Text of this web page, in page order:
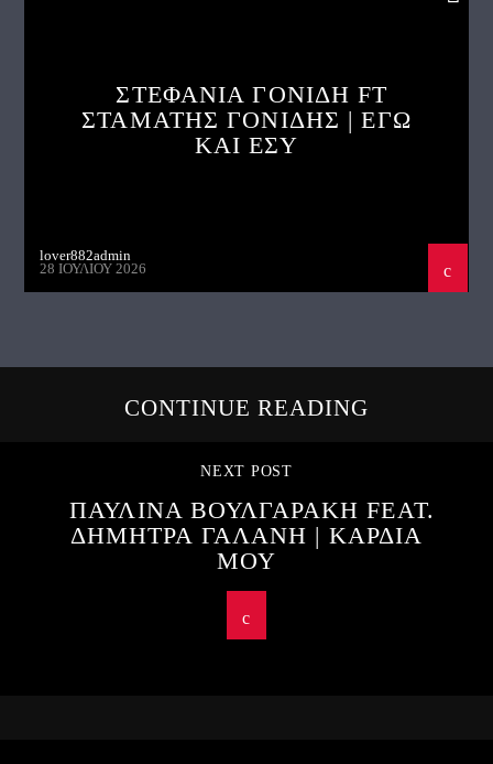
ΣΤΕΦΑΝΙΑ ΓΟΝΙΔΗ FT
ΣΤΑΜΑΤΗΣ ΓΟΝΙΔΗΣ | ΕΓΩ
ΚΑΙ ΕΣΥ
lover882admin
28 ΙΟΥΛΊΟΥ 2026
CONTINUE READING
NEXT POST
ΠΑΥΛΙΝΑ ΒΟΥΛΓΑΡΑΚΗ FEAT.
ΔΗΜΗΤΡΑ ΓΑΛΑΝΗ | ΚΑΡΔΙΑ
ΜΟΥ